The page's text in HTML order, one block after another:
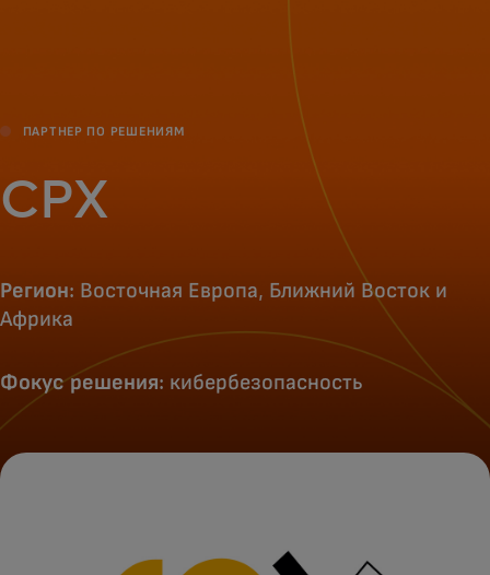
Для всего мира
Новости и тренды
ПАРТНЕР ПО РЕШЕНИЯМ
CPX
Регион: Восточная Европа, Ближний Восток и
Африка
Фокус решения: кибербезопасность